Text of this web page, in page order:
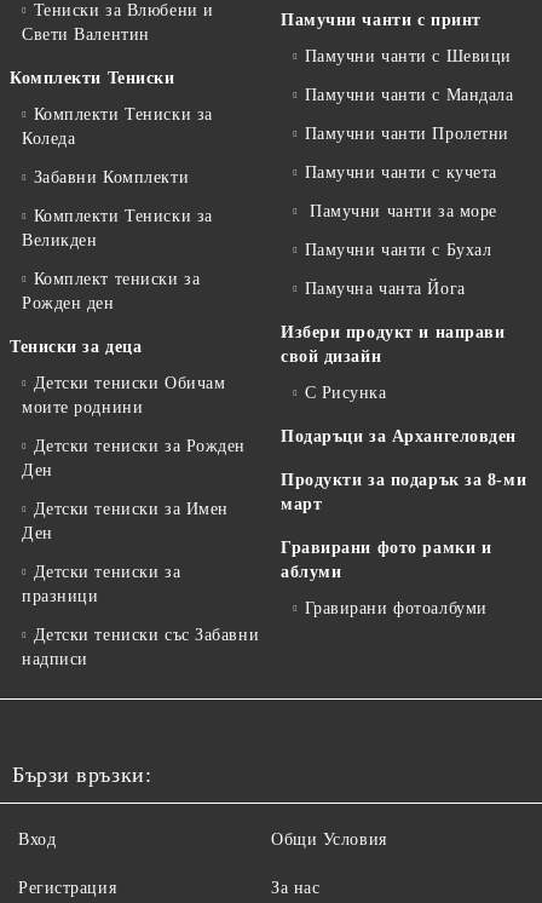
Тениски за Влюбени и
Свети Валентин
Комплекти Тениски
Комплекти Тениски за
Коледа
Забавни Комплекти
Комплекти Тениски за
Великден
Комплект тениски за
Рожден ден
Тениски за деца
Детски тениски Обичам
моите роднини
Детски тениски за Рожден
Ден
Детски тениски за Имен
Ден
Детски тениски за
празници
Детски тениски със Забавни
надписи
Памучни чанти с принт
Памучни чанти с Шевици
Памучни чанти с Мандала
Памучни чанти Пролетни
Памучни чанти с кучета
Памучни чанти за море
Памучни чанти с Бухал
Памучна чанта Йога
Избери продукт и направи
свой дизайн
С Рисунка
Подаръци за Архангеловден
Продукти за подарък за 8-ми
март
Гравирани фото рамки и
аблуми
Гравирани фотоалбуми
Бързи връзки:
Вход
Регистрация
Общи Условия
За нас